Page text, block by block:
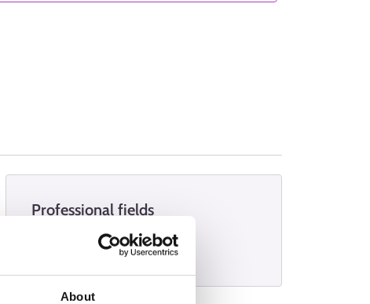
About
Professional fields
Handicrafts